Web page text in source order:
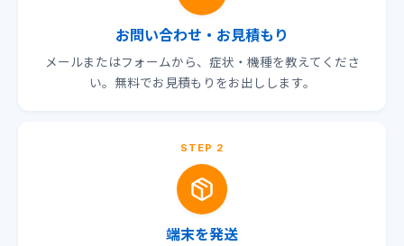
お問い合わせ・お見積もり
メールまたはフォームから、症状・機種を教えてくださ
い。無料でお見積もりをお出しします。
STEP 2
端末を発送